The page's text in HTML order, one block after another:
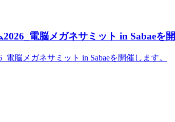
電脳メガネサミット in Sabaeを開
電脳メガネサミット in Sabaeを開催します。